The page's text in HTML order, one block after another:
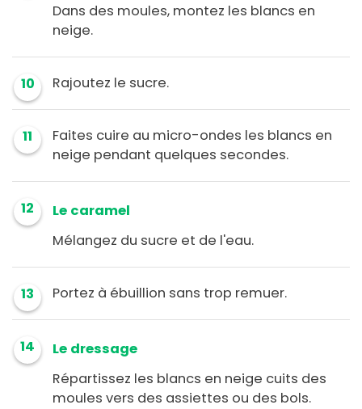
Dans des moules, montez les blancs en
neige.
10 Rajoutez le sucre.
11
Faites cuire au micro-ondes les blancs en
neige pendant quelques secondes.
12
Le caramel
Mélangez du sucre et de l'eau.
13 Portez à ébuillion sans trop remuer.
14
Le dressage
Répartissez les blancs en neige cuits des
moules vers des assiettes ou des bols.